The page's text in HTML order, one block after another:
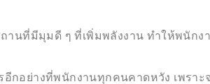
านที่มีมุมดี ๆ ที่เพิ่มพลังงาน ทำให้พนักง
อีกอย่างที่พนักงานทุกคนคาดหวัง เพรา